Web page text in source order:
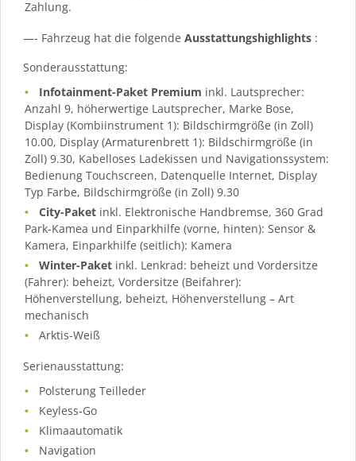
Zahlung.
—- Fahrzeug hat die folgende Ausstattungshighlights :
Sonderausstattung:
Infotainment-Paket Premium inkl. Lautsprecher:
Anzahl 9, höherwertige Lautsprecher, Marke Bose,
Display (Kombiinstrument 1): Bildschirmgröße (in Zoll)
10.00, Display (Armaturenbrett 1): Bildschirmgröße (in
Zoll) 9.30, Kabelloses Ladekissen und Navigationssystem:
Bedienung Touchscreen, Datenquelle Internet, Display
Typ Farbe, Bildschirmgröße (in Zoll) 9.30
City-Paket inkl. Elektronische Handbremse, 360 Grad
Park-Kamea und Einparkhilfe (vorne, hinten): Sensor &
Kamera, Einparkhilfe (seitlich): Kamera
Winter-Paket inkl. Lenkrad: beheizt und Vordersitze
(Fahrer): beheizt, Vordersitze (Beifahrer):
Höhenverstellung, beheizt, Höhenverstellung – Art
mechanisch
Arktis-Weiß
Serienausstattung:
Polsterung Teilleder
Keyless-Go
Klimaautomatik
Navigation